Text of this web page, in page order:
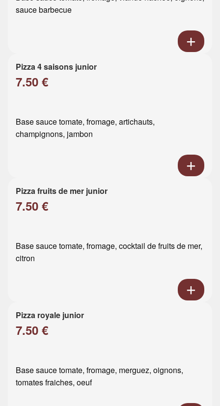
sauce barbecue
Pizza 4 saisons junior
7.50 €
Base sauce tomate, fromage, artichauts,
champignons, jambon
Pizza fruits de mer junior
7.50 €
Base sauce tomate, fromage, cocktail de fruits de mer,
citron
Pizza royale junior
7.50 €
Base sauce tomate, fromage, merguez, oignons,
tomates fraiches, oeuf